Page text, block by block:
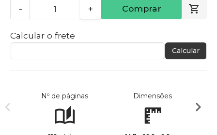
- + Comprar
Calcular o frete
Calcular
Nº de páginas Dimensões